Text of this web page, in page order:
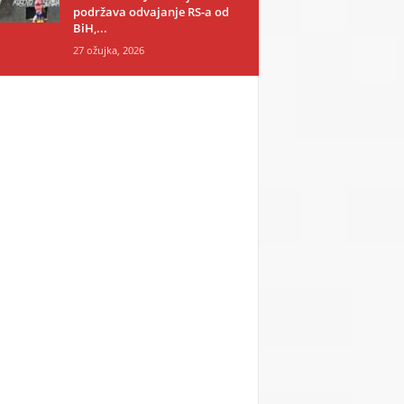
podržava odvajanje RS-a od
BiH,...
27 ožujka, 2026